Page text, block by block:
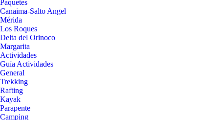
Paquetes
Canaima-Salto Angel
Mérida
Los Roques
Delta del Orinoco
Margarita
Actividades
Guía Actividades
General
Trekking
Rafting
Kayak
Parapente
Camping